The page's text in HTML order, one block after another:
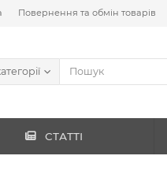
Повернення та обмін товарів
СТАТТІ